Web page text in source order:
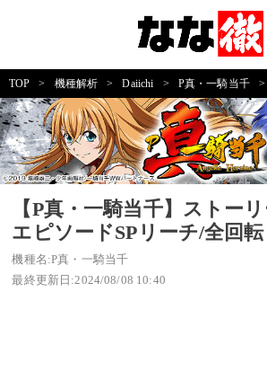
TOP > 機種解析 > Daiichi > P真・一騎当千 >
【P真・一騎当千】ストー
エピソードSPリーチ/全回
機種名:P真・一騎当千
最終更新日:2024/08/08 10:40